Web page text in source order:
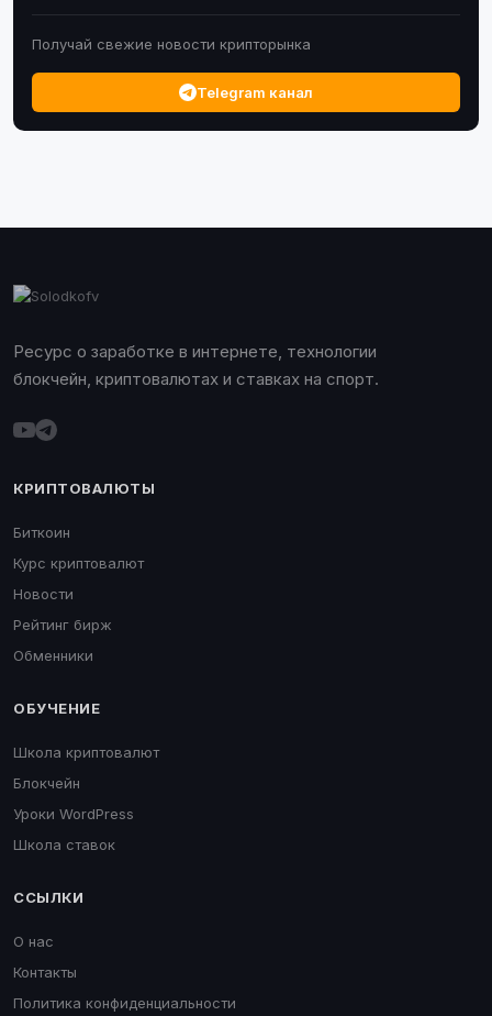
Получай свежие новости крипторынка
Telegram канал
Ресурс о заработке в интернете, технологии
блокчейн, криптовалютах и ставках на спорт.
КРИПТОВАЛЮТЫ
Биткоин
Курс криптовалют
Новости
Рейтинг бирж
Обменники
ОБУЧЕНИЕ
Школа криптовалют
Блокчейн
Уроки WordPress
Школа ставок
ССЫЛКИ
О нас
Контакты
Политика конфиденциальности